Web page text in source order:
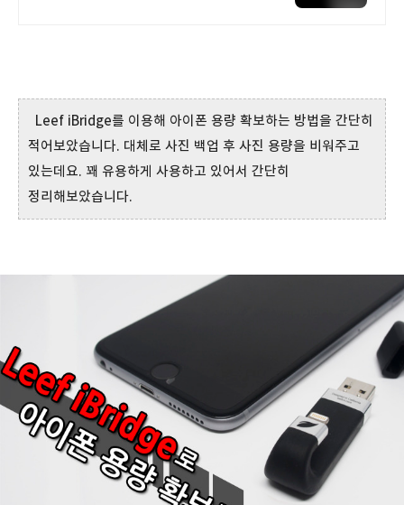
Leef iBridge를 이용해 아이폰 용량 확보하는 방법을 간단히
적어보았습니다. 대체로 사진 백업 후 사진 용량을 비워주고
있는데요. 꽤 유용하게 사용하고 있어서 간단히
정리해보았습니다.